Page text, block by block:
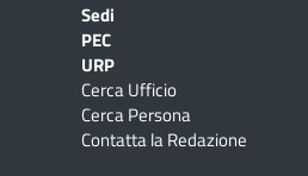
Sedi
PEC
URP
Cerca Ufficio
Cerca Persona
Contatta la Redazione